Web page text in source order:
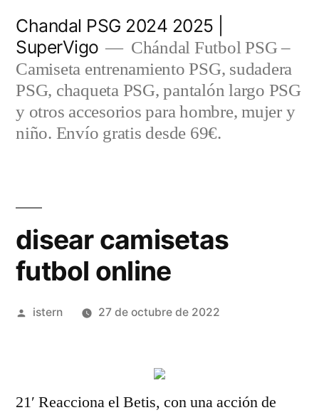
contenido
Chandal PSG 2024 2025 |
SuperVigo
Chándal Futbol PSG –
Camiseta entrenamiento PSG, sudadera
PSG, chaqueta PSG, pantalón largo PSG
y otros accesorios para hombre, mujer y
niño. Envío gratis desde 69€.
disear camisetas
futbol online
Publicado
istern 27 de octubre de 2022
21′ Reacciona el Betis, con una acción de